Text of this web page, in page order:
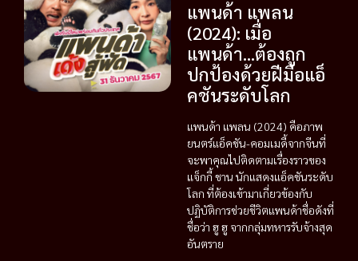
แพนด้า แพลน
(2024): เมื่อ
แพนด้า…ต้องถูก
ปกป้องด้วยฝีมือแอ็
คชันระดับโลก
แพนด้า แพลน (2024) คือภาพ
ยนตร์แอ็คชัน-คอมเมดี้จากจีนที่
จะพาคุณไปติดตามเรื่องราวของ
แจ็กกี้ ชาน นักแสดงแอ็คชันระดับ
โลก ที่ต้องเข้ามาเกี่ยวข้องกับ
ปฏิบัติการช่วยชีวิตแพนด้าชื่อดังที่
ชื่อว่า ฮู ฮู จากกลุ่มทหารรับจ้างสุด
อันตราย